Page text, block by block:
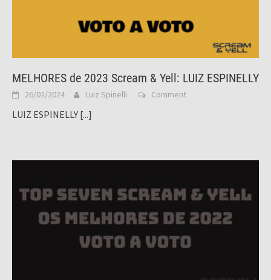
MELHORES de 2023 Scream & Yell: LUIZ ESPINELLY
26/02/2024 Luiz Spinelli Comment
LUIZ ESPINELLY [...]